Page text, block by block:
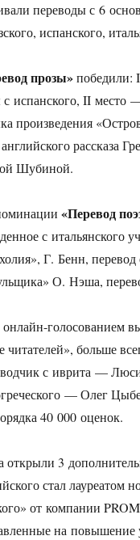
переводы с 6
испанского,
прозы»победили:
испанского, II место
произведения
рассказа
Шубиной.
«Перевод
с итальянского
Г. Бенн,
О. Нэша,
голосованием
больше
с иврита —
— Олег
40 000 оценок.
открыли 3
стал лауреатом
от компании
на повышение